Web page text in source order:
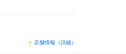
店舗情報（詳細）